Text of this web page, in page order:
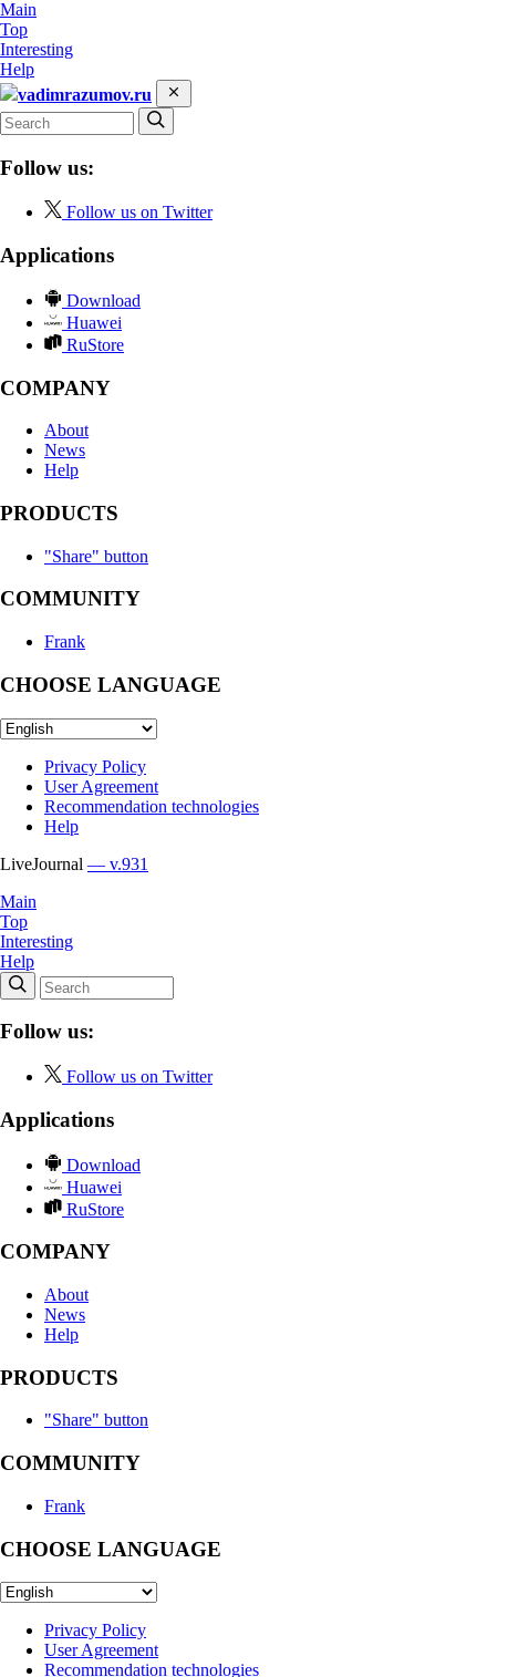
Main
Top
Interesting
Help
vadimrazumov.ru
Follow us:
Follow us on Twitter
Applications
Download
Huawei
RuStore
COMPANY
About
News
Help
PRODUCTS
"Share" button
COMMUNITY
Frank
CHOOSE LANGUAGE
Privacy Policy
User Agreement
Recommendation technologies
Help
LiveJournal — v.931
Main
Top
Interesting
Help
Follow us:
Follow us on Twitter
Applications
Download
Huawei
RuStore
COMPANY
About
News
Help
PRODUCTS
"Share" button
COMMUNITY
Frank
CHOOSE LANGUAGE
Privacy Policy
User Agreement
Recommendation technologies